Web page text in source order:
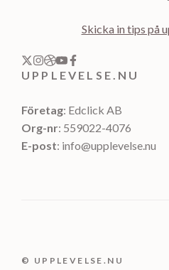
Skicka in tips på
UPPLEVELSE.NU
Företag: Edclick AB
Org-nr: 559022-4076
E-post: info@upplevelse.nu
© UPPLEVELSE.NU